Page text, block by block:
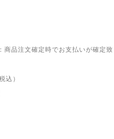
商品注文確定時でお支払いが確定
込）